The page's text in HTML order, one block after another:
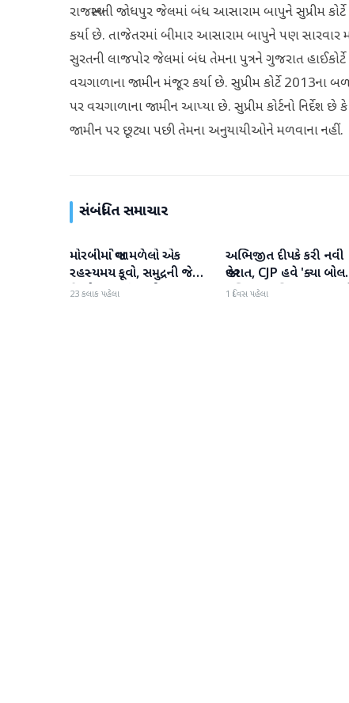
રાજસ્થાનની જોધપુર જેલમાં બંધ આસારામ બાપુને સુપ્રીમ
કર્યા છે. તાજેતરમાં બીમાર આસારામ બાપુને પણ સારવાર
સુરતની લાજપોર જેલમાં બંધ તેમના પુત્રને ગુજરાત
વચગાળાના જામીન મંજૂર કર્યા છે. સુપ્રીમ કોર્ટે
પર વચગાળાના જામીન આપ્યા છે. સુપ્રીમ કોર્ટનો નિર્દેશ
જામીન પર છૂટ્યા પછી તેમના અનુયાયીઓને મળવાના નહીં.
સંબંધિત સમાચાર
રાષ્ટ્રીય
મોરબીમાં જોવા મળેલો એક
રહસ્યમય કૂવો, સમુદ્રની જેમ
હિલોળા ખાતું પાણી
23 કલાક પહેલા
રાષ્ટ્રીય
અભિજીત દીપકે કરી નવી
જાહેરાત, CJP હવે 'ક્યા
પબ્લિક' અભિયાન શરૂ કરશે
1 દિવસ પહેલા